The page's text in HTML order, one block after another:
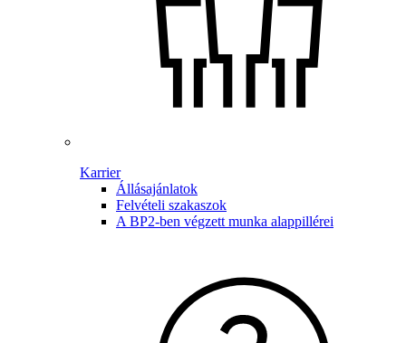
Karrier
Állásajánlatok
Felvételi szakaszok
A BP2-ben végzett munka alappillérei